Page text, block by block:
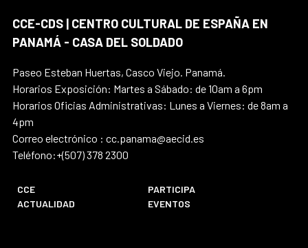
CCE-CDS | CENTRO CULTURAL DE ESPAÑA EN
PANAMÁ - CASA DEL SOLDADO
Paseo Esteban Huertas, Casco Viejo. Panamá.
Horarios Exposición: Martes a Sábado: de 10am a 6pm
Horarios Oficias Administrativas: Lunes a Viernes: de 8am a
4pm
Correo electrónico : cc.panama@aecid.es
Teléfono:+(507) 378 2300
CCE
PARTICIPA
ACTUALIDAD
EVENTOS